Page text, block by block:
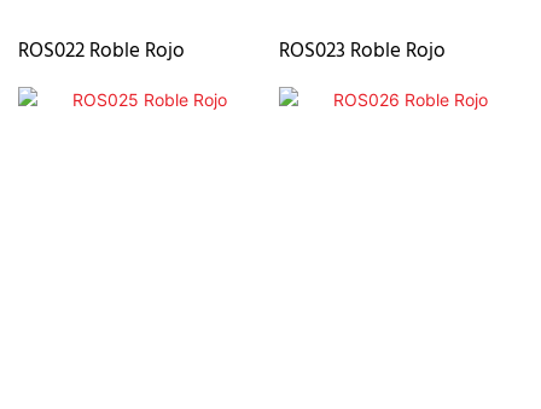
ROS022 Roble Rojo ROS023 Roble Rojo